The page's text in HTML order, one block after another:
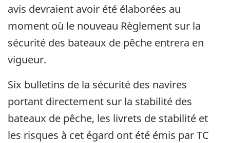
avis devraient avoir été élaborées au
moment où le nouveau Règlement sur la
sécurité des bateaux de pêche entrera en
vigueur.
Six bulletins de la sécurité des navires
portant directement sur la stabilité des
bateaux de pêche, les livrets de stabilité et
les risques à cet égard ont été émis par TC